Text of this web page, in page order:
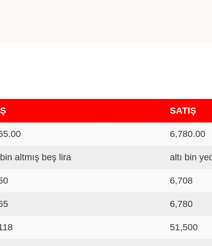
SATIŞ
6,780.00
altmış beş lira altı bin
6,708
6,780
51,500